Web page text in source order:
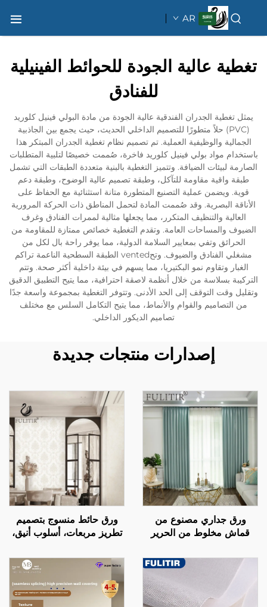
AR
تغطية عالية الجودة للحوائط الفينيلية
للفنادق
يمثل تغطية الجدران الفندقية عالية الجودة من مادة البولي فينيل كلوريد
(PVC) حلاً متطورًا للتصميم الداخلي الحديث، حيث يجمع بين الجاذبية
الجمالية والوظيفية العملية. تم تصميم نظام تغطية الجدران المبتكر هذا
باستخدام مواد بولي فينيل كلوريد فاخرة، صُممت خصيصًا لتلبية المتطلبات
الصارمة لبيئات الضيافة. وتتميز التغطية بالبنية متعددة الطبقات التي تشمل
طبقة واقية مقاومة للتآكل، وطبقة تصميم عالية الوضوح، وطبقة دعم
قوية. ويضمن عملية التصنيع المتطورة متانة استثنائية مع الحفاظ على
الأناقة البصرية. وقد صُممت المادة لتحمل المناطق ذات الحركة المرورية
العالية والتنظيف المتكرر، مما يجعلها مثالية لممرات الفنادق وغرف
الضيوف والمساحات العامة. وتقدم التغطية خصائص ممتازة للمقاومة من
الحرائق وتفي بمعايير السلامة الدولية، مما يوفر راحة بال لكل من
مشغلي الفنادق والضيوف. وتحvented الطبقة السطحية الناعمة تراكم
الغبار وتقاوم نمو البكتيريا، مما يسهم في بيئة داخلية أكثر صحة. وتتم
التركيبة بسلاسة من خلال أنظمة لاصقة احترافية، مما يتيح التطبيق الدقيق
وتقليل وقت التوقف إلى الحد الأدنى. وتتوفر التغطية بمجموعة واسعة جدًا
من التصاميم والقوام والأنماط، مما يتيح التكامل السلس مع مختلف
تصاميم الديكور الداخلي.
إصدارات منتجات جديدة
ورق جداري مصنوع من
قماش مخلوط من الحرير
ناعمة كالأملس ولمسة ناعمة
كالقطن، ويُعيد تعريف
الجماليات الجديدة للجدران
ورق حائط منسوج بتصميم
تطريز مربعات، أسلوب أنيق،
الشقة الفاخرة